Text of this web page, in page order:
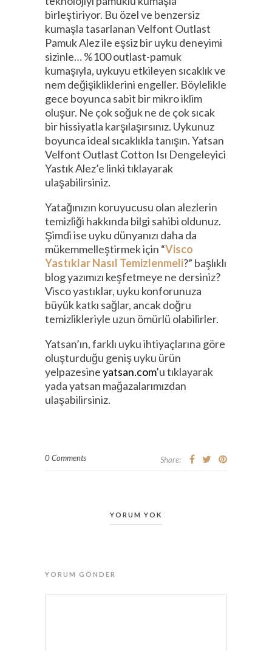
birleştiriyor. Bu özel ve benzersiz
kumaşla tasarlanan Velfont Outlast
Pamuk Alez ile eşsiz bir uyku deneyimi
sizinle… %100 outlast-pamuk
kumaşıyla, uykuyu etkileyen sıcaklık ve
nem değişikliklerini engeller. Böylelikle
gece boyunca sabit bir mikro iklim
oluşur. Ne çok soğuk ne de çok sıcak
bir hissiyatla karşılaşırsınız. Uykunuz
boyunca ideal sıcaklıkla tanışın. Yatsan
Velfont Outlast Cotton Isı Dengeleyici
Yastık Alez’e linki tıklayarak
ulaşabilirsiniz.
Yatağınızın koruyucusu olan alezlerin
temizliği hakkında bilgi sahibi oldunuz.
Şimdi ise uyku dünyanızı daha da
mükemmelleştirmek için “Visco
Yastıklar Nasıl Temizlenmeli?” başlıklı
blog yazımızı keşfetmeye ne dersiniz?
Visco yastıklar, uyku konforunuza
büyük katkı sağlar, ancak doğru
temizlikleriyle uzun ömürlü olabilirler.
Yatsan’ın, farklı uyku ihtiyaçlarına göre
oluşturduğu geniş uyku ürün
yelpazesineyatsan.com’u tıklayarak
yada yatsan mağazalarımızdan
ulaşabilirsiniz.
0 Comments Share:
YORUM YOK
YORUM GÖNDER